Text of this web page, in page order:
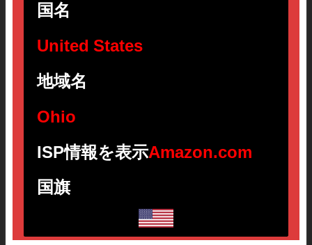
国名
United States
地域名
Ohio
ISP情報を表示Amazon.com
国旗